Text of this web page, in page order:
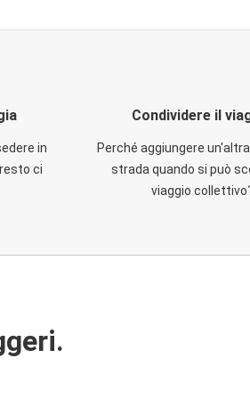
in
ci
Condividere il
Perché aggiungere
strada quando si può
viaggio